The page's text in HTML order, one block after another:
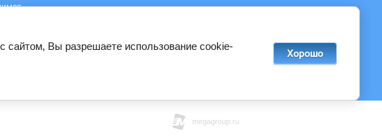
сайтом, Вы разрешаете использование cookie-
Хорошо